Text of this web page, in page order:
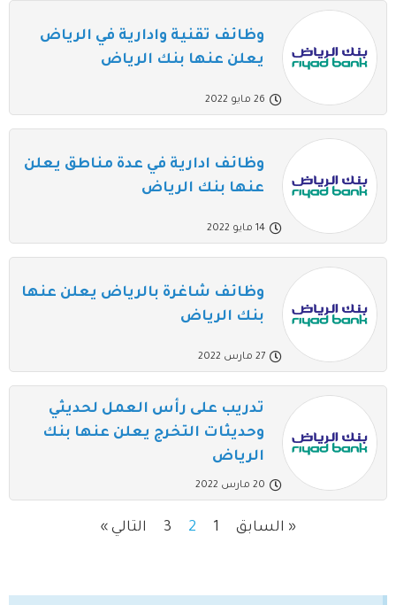
وظائف تقنية وادارية في الرياض
يعلن عنها بنك الرياض
26 مايو 2022
وظائف ادارية في عدة مناطق يعلن
عنها بنك الرياض
14 مايو 2022
وظائف شاغرة بالرياض يعلن عنها
بنك الرياض
27 مارس 2022
تدريب على رأس العمل لحديثي
وحديثات التخرج يعلن عنها بنك
الرياض
20 مارس 2022
« السابق 1
2
3 التالي »